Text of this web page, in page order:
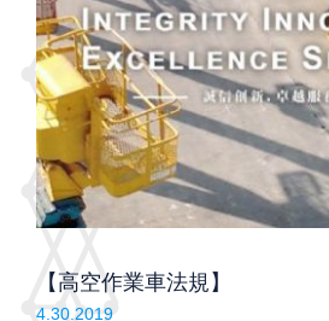
【高空作業車法規】
4.30.2019